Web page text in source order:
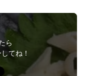
ら
てね！